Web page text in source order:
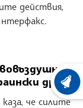
действия,
дрона
че силите